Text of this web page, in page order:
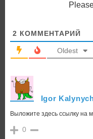
2 КОММЕНТАРИЙ
Oldest
Igor
Выложите здесь ссылку на
0